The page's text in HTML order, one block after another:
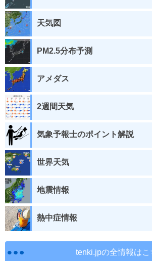
天気図
PM2.5分布予測
アメダス
2週間天気
気象予報士のポイント解説
世界天気
地震情報
熱中症情報
tenki.jpの全情報はこ